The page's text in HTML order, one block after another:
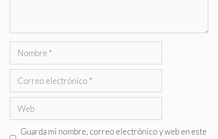
Nombre
Correo
Web
Guarda mi nombre, correo electrónico y web en este